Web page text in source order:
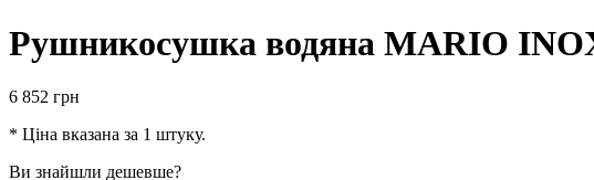
Рушникосушка водяна MARIO
6 852 грн
* Ціна вказана за 1 штуку.
Ви знайшли дешевше?